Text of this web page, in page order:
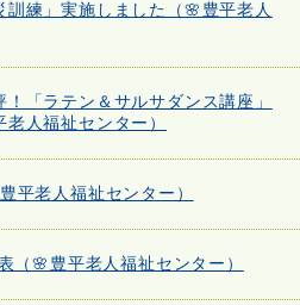
練」実施しました（🌸豊平老人
「ラテン＆サルサダンス講座」
人福祉センター）
平老人福祉センター）
（🌸豊平老人福祉センター）